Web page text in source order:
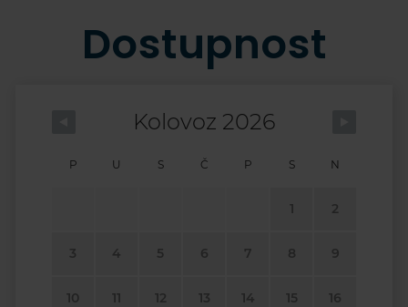
Dostupnost
Kolovoz 2026
P U S Č P S N
1 2
3 4 5 6 7 8 9
10 11 12 13 14 15 16